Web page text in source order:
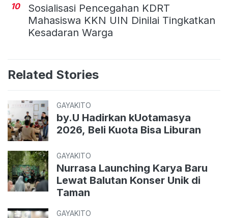
10
Sosialisasi Pencegahan KDRT
Mahasiswa KKN UIN Dinilai Tingkatkan
Kesadaran Warga
Related Stories
GAYAKITO
by.U Hadirkan kUotamasya
2026, Beli Kuota Bisa Liburan
GAYAKITO
Nurrasa Launching Karya Baru
Lewat Balutan Konser Unik di
Taman
GAYAKITO